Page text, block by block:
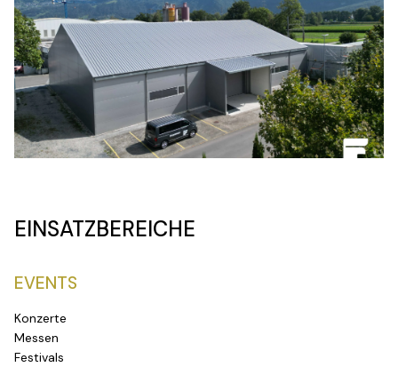
EINSATZBEREICHE
EVENTS
Konzerte
Messen
Festivals